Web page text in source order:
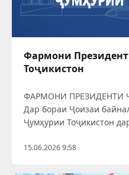
Фармони
Тоҷикистон
ФАРМОНИ ПРЕЗИДЕНТИ
Дар бораи Ҷоизаи
Ҷумҳурии Тоҷикистон
15.06.2026 9:58